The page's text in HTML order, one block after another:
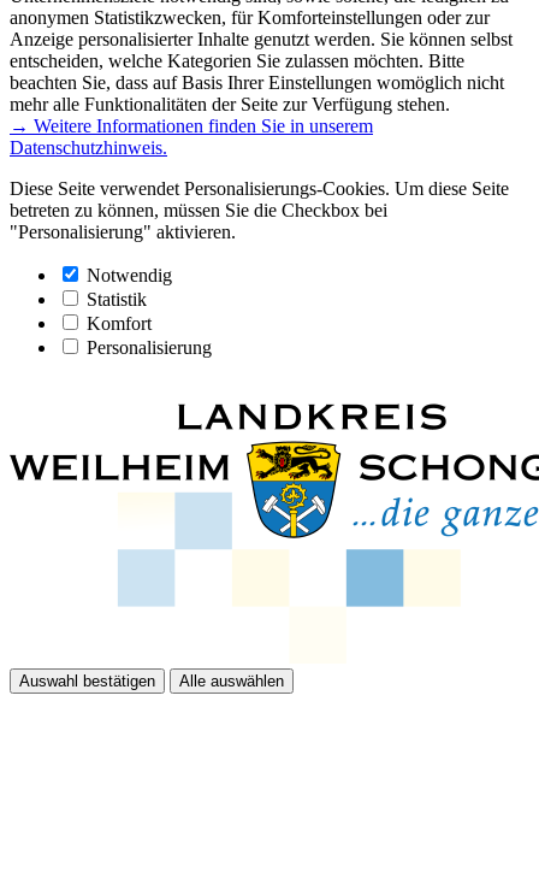
anonymen Statistikzwecken, für Komforteinstellungen oder zur
Anzeige personalisierter Inhalte genutzt werden. Sie können selbst
entscheiden, welche Kategorien Sie zulassen möchten. Bitte
beachten Sie, dass auf Basis Ihrer Einstellungen womöglich nicht
mehr alle Funktionalitäten der Seite zur Verfügung stehen.
→ Weitere Informationen finden Sie in unserem
Datenschutzhinweis.
Diese Seite verwendet Personalisierungs-Cookies. Um diese Seite
betreten zu können, müssen Sie die Checkbox bei
"Personalisierung" aktivieren.
Notwendig
Statistik
Komfort
Personalisierung
Auswahl bestätigen Alle auswählen